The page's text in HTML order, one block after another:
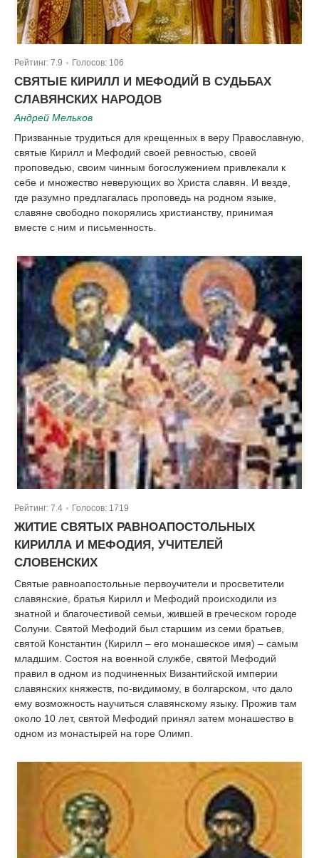
Рейтинг: 7.9 Голосов: 106
СВЯТЫЕ КИРИЛЛ И МЕФОДИЙ В СУДЬБАХ
СЛАВЯНСКИХ НАРОДОВ
Андрей Мельков
Призванные трудиться для крещенных в веру Православную,
святые Кирилл и Мефодий своей ревностью, своей
проповедью, своим чинным богослужением привлекали к
себе и множество неверующих во Христа славян. И везде,
где разумно предлагалась проповедь на родном языке,
славяне свободно покорялись христианству, принимая
вместе с ним и письменность.
Рейтинг: 7.4 Голосов: 1719
ЖИТИЕ СВЯТЫХ РАВНОАПОСТОЛЬНЫХ
КИРИЛЛА И МЕФОДИЯ, УЧИТЕЛЕЙ
СЛОВЕНСКИХ
Святые равноапостольные первоучители и просветители
славянские, братья Кирилл и Мефодий происходили из
знатной и благочестивой семьи, жившей в греческом городе
Солуни. Святой Мефодий был старшим из семи братьев,
святой Константин (Кирилл – его монашеское имя) – самым
младшим. Состоя на военной службе, святой Мефодий
правил в одном из подчиненных Византийской империи
славянских княжеств, по-видимому, в болгарском, что дало
ему возможность научиться славянскому языку. Прожив там
около 10 лет, святой Мефодий принял затем монашество в
одном из монастырей на горе Олимп.